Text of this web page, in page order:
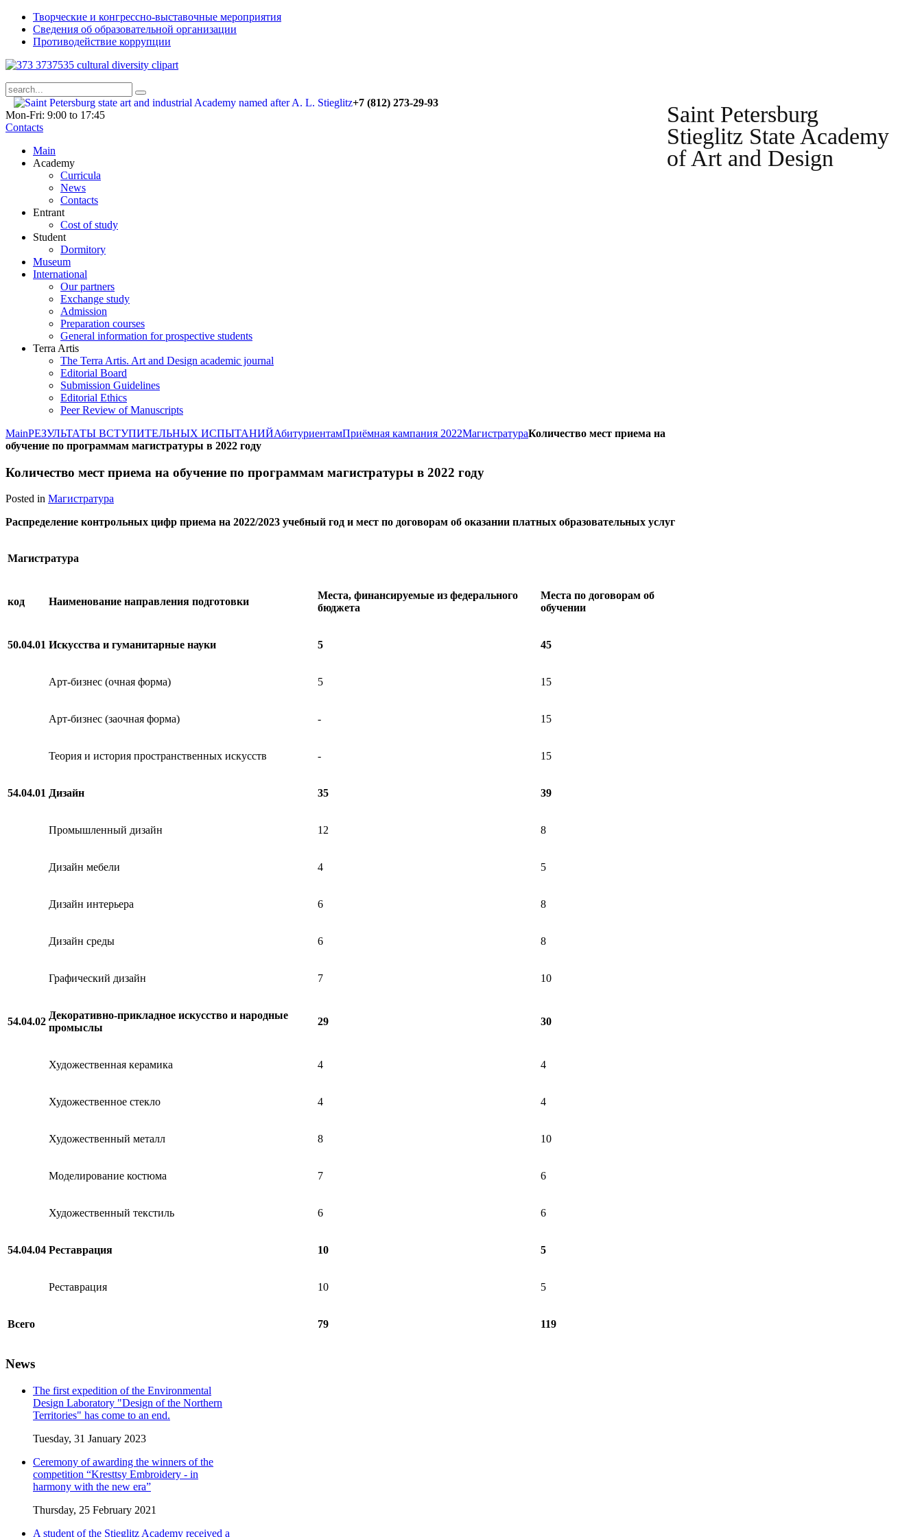
Творческие и конгрессно-выставочные мероприятия
Сведения об образовательной организации
Противодействие коррупции
Saint Petersburg
Stieglitz State Academy
of Art and Design
+7 (812) 273-29-93
Mon-Fri: 9:00 to 17:45
Contacts
Main
Academy
Curricula
News
Contacts
Entrant
Cost of study
Student
Dormitory
Museum
International
Our partners
Exchange study
Admission
Preparation courses
General information for prospective students
Terra Artis
The Terra Artis. Art and Design academic journal
Editorial Board
Submission Guidelines
Editorial Ethics
Peer Review of Manuscripts
MainРЕЗУЛЬТАТЫ ВСТУПИТЕЛЬНЫХ ИСПЫТАНИЙАбитуриентамПриёмная кампания 2022МагистратураКоличество мест приема на
обучение по программам магистратуры в 2022 году
Количество мест приема на обучение по программам магистратуры в 2022 году
Posted in Магистратура
Распределение контрольных цифр приема на 2022/2023 учебный год и мест по договорам об оказании платных образовательных услуг
Магистратура
код Наименование направления подготовки
Места, финансируемые из федерального
бюджета
Места по договорам об
обучении
50.04.01 Искусства и гуманитарные науки 5 45
Арт-бизнес (очная форма) 5 15
Арт-бизнес (заочная форма) - 15
Теория и история пространственных искусств - 15
54.04.01 Дизайн 35 39
Промышленный дизайн 12 8
Дизайн мебели 4 5
Дизайн интерьера 6 8
Дизайн среды 6 8
Графический дизайн 7 10
54.04.02
Декоративно-прикладное искусство и народные
промыслы
29 30
Художественная керамика 4 4
Художественное стекло 4 4
Художественный металл 8 10
Моделирование костюма 7 6
Художественный текстиль 6 6
54.04.04 Реставрация 10 5
Реставрация 10 5
Всего 79 119
News
The first expedition of the Environmental
Design Laboratory "Design of the Northern
Territories" has come to an end.
Tuesday, 31 January 2023
Ceremony of awarding the winners of the
competition “Kresttsy Embroidery - in
harmony with the new era”
Thursday, 25 February 2021
A student of the Stieglitz Academy received a